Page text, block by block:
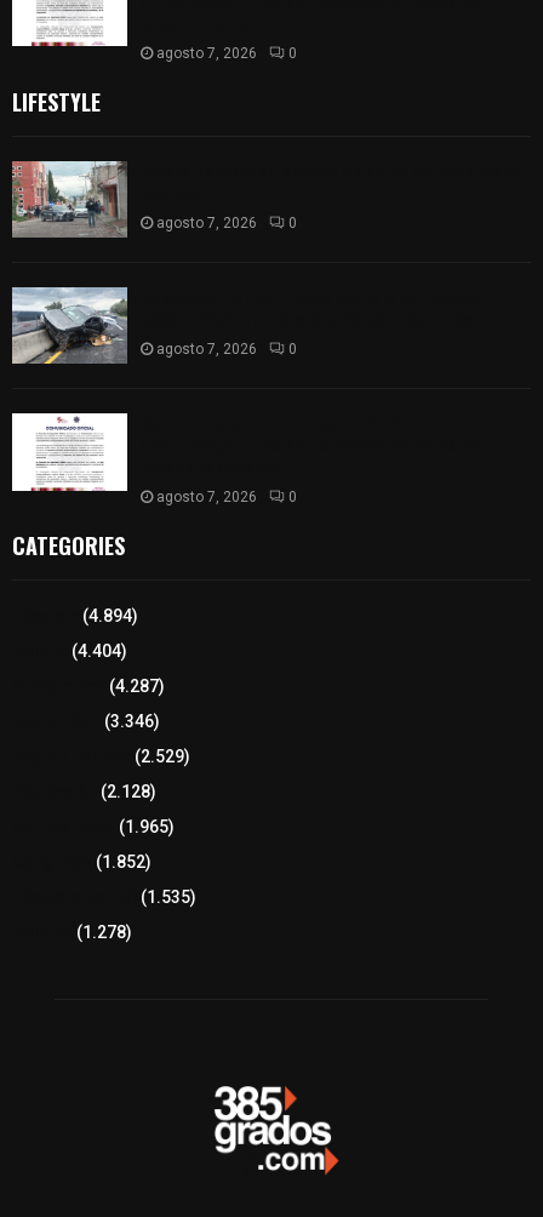
agosto 7, 2026 0
LIFESTYLE
agosto 7, 2026 0
agosto 7, 2026 0
agosto 7, 2026 0
CATEGORIES
(4.894)
(4.404)
(4.287)
(3.346)
(2.529)
(2.128)
(1.965)
(1.852)
(1.535)
(1.278)